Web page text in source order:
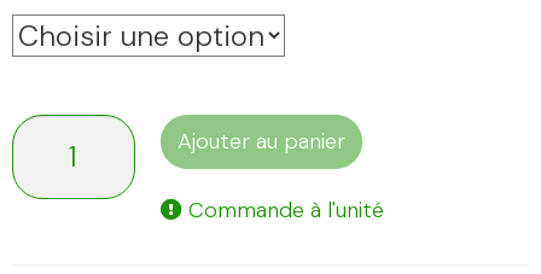
quantité
de
Ajouter au panier
Commande à l'unité